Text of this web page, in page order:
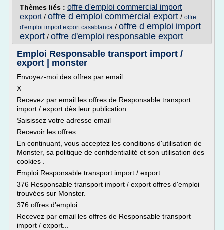
Thèmes liés : offre d'emploi commercial import
export/ offre d emploi commercial export / offre
d'emploi import export casablanca / offre d emploi import
export / offre d'emploi responsable export
Emploi Responsable transport import /
export | monster
Envoyez-moi des offres par email
X
Recevez par email les offres de Responsable transport
import / export dès leur publication
Saisissez votre adresse email
Recevoir les offres
En continuant, vous acceptez les conditions d'utilisation de
Monster, sa politique de confidentialité et son utilisation des
cookies .
Emploi Responsable transport import / export
376 Responsable transport import / export offres d'emploi
trouvées sur Monster.
376 offres d'emploi
Recevez par email les offres de Responsable transport
import / export...